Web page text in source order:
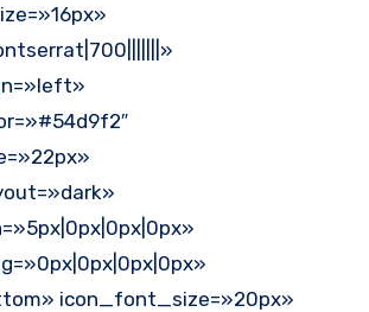
icon_font_size=»20px»